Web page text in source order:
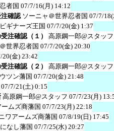
者国 07/7/16(月) 14:12
確認 ソーニャ＠世界忍者国 07/7/
ギナーズ王国 07/7/20(金) 1:37
注確認（１）
高原鋼一郎@スタッフ
世界忍者国 07/7/20(金) 20:30
20(金) 23:42
注確認（２）
高原鋼一郎@スタッフ
ツン藩国 07/7/20(金) 21:48
07/7/21(土) 0:15
高原鋼一郎@スタッフ 07/7/23(月)
ムズ商藩国 07/7/23(月) 22:18
ワアームズ商藩国 07/8/19(日) 17:45
なし藩国 07/7/25(水) 20:27